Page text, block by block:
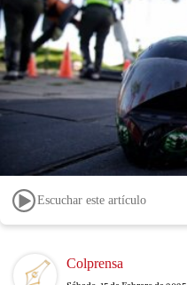
Escuchar este artículo
Image Colprensa